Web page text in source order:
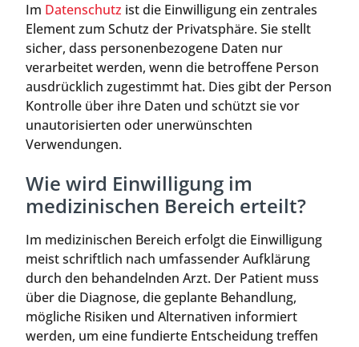
Im Datenschutz ist die Einwilligung ein zentrales
Element zum Schutz der Privatsphäre. Sie stellt
sicher, dass personenbezogene Daten nur
verarbeitet werden, wenn die betroffene Person
ausdrücklich zugestimmt hat. Dies gibt der Person
Kontrolle über ihre Daten und schützt sie vor
unautorisierten oder unerwünschten
Verwendungen.
Wie wird Einwilligung im
medizinischen Bereich erteilt?
Im medizinischen Bereich erfolgt die Einwilligung
meist schriftlich nach umfassender Aufklärung
durch den behandelnden Arzt. Der Patient muss
über die Diagnose, die geplante Behandlung,
mögliche Risiken und Alternativen informiert
werden, um eine fundierte Entscheidung treffen